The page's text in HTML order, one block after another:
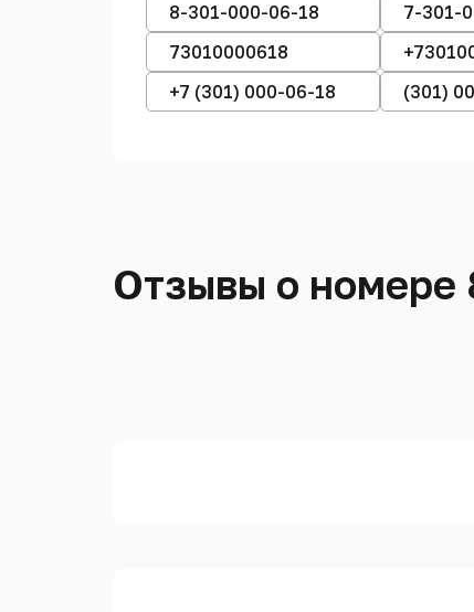
8-301-000-06-18 7-301-
73010000618
+7 (301) 000-06-18
(301)
Отзывы о номере